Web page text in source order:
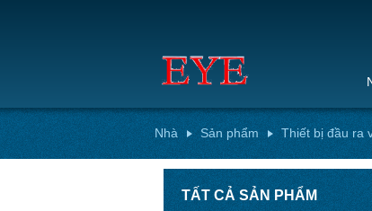
Nhà Sản phẩm Thiết bị đầu ra
TẤT CẢ SẢN PHẨM